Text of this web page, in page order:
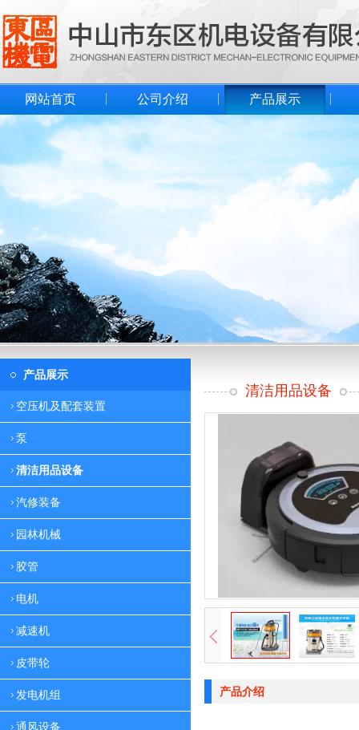
网站首页 公司介绍 产品展示
产品展示
空压机及配套装置
泵
清洁用品设备
汽修装备
园林机械
胶管
电机
减速机
皮带轮
发电机组
通风设备
清洁用品设备
产品介绍